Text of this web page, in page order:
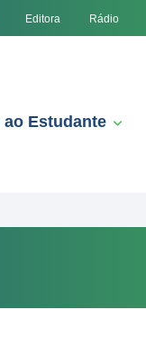
Editora Rádio
Estudante